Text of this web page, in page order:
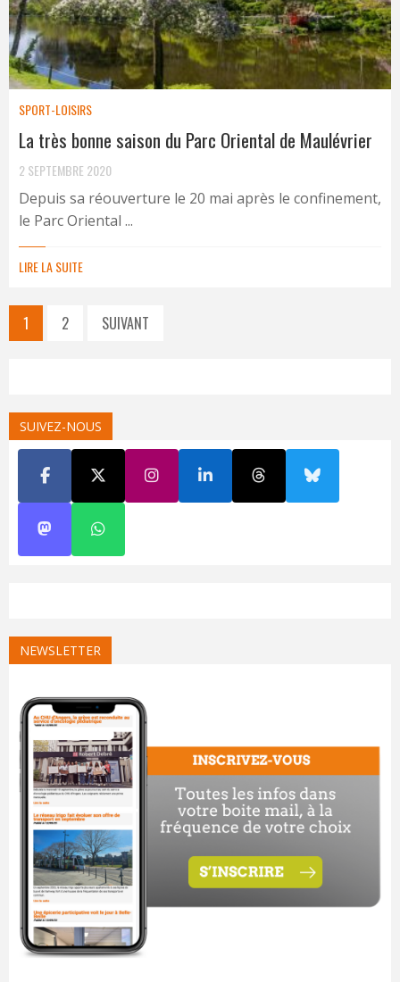
SPORT-LOISIRS
La très bonne saison du Parc Oriental de Maulévrier
2 SEPTEMBRE 2020
Depuis sa réouverture le 20 mai après le confinement,
le Parc Oriental ...
LIRE LA SUITE
1 2 SUIVANT
SUIVEZ-NOUS
NEWSLETTER